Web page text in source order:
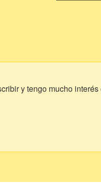
y tengo mucho